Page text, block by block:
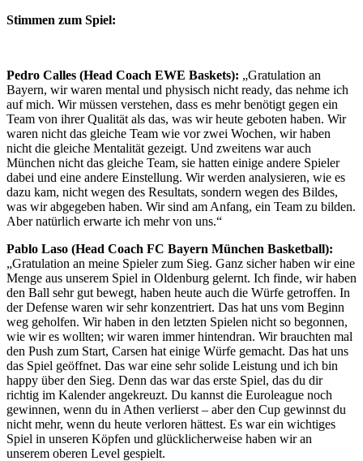
Stimmen zum Spiel:
Pedro Calles (Head Coach EWE Baskets): „Gratulation an
Bayern, wir waren mental und physisch nicht ready, das nehme ich
auf mich. Wir müssen verstehen, dass es mehr benötigt gegen ein
Team von ihrer Qualität als das, was wir heute geboten haben. Wir
waren nicht das gleiche Team wie vor zwei Wochen, wir haben
nicht die gleiche Mentalität gezeigt. Und zweitens war auch
München nicht das gleiche Team, sie hatten einige andere Spieler
dabei und eine andere Einstellung. Wir werden analysieren, wie es
dazu kam, nicht wegen des Resultats, sondern wegen des Bildes,
was wir abgegeben haben. Wir sind am Anfang, ein Team zu bilden.
Aber natürlich erwarte ich mehr von uns.“
Pablo Laso (Head Coach FC Bayern München Basketball):
„Gratulation an meine Spieler zum Sieg. Ganz sicher haben wir eine
Menge aus unserem Spiel in Oldenburg gelernt. Ich finde, wir haben
den Ball sehr gut bewegt, haben heute auch die Würfe getroffen. In
der Defense waren wir sehr konzentriert. Das hat uns vom Beginn
weg geholfen. Wir haben in den letzten Spielen nicht so begonnen,
wie wir es wollten; wir waren immer hintendran. Wir brauchten mal
den Push zum Start, Carsen hat einige Würfe gemacht. Das hat uns
das Spiel geöffnet. Das war eine sehr solide Leistung und ich bin
happy über den Sieg. Denn das war das erste Spiel, das du dir
richtig im Kalender angekreuzt. Du kannst die Euroleague noch
gewinnen, wenn du in Athen verlierst – aber den Cup gewinnst du
nicht mehr, wenn du heute verloren hättest. Es war ein wichtiges
Spiel in unseren Köpfen und glücklicherweise haben wir an
unserem oberen Level gespielt.